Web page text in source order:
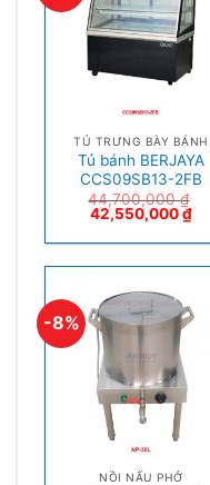
TỦ TRƯNG BÀY BÁNH
Tủ bánh BERJAYA
CCS09SB13-2FB
44,700,000₫
42,550,000₫
-8%
NỒI NẤU PHỞ